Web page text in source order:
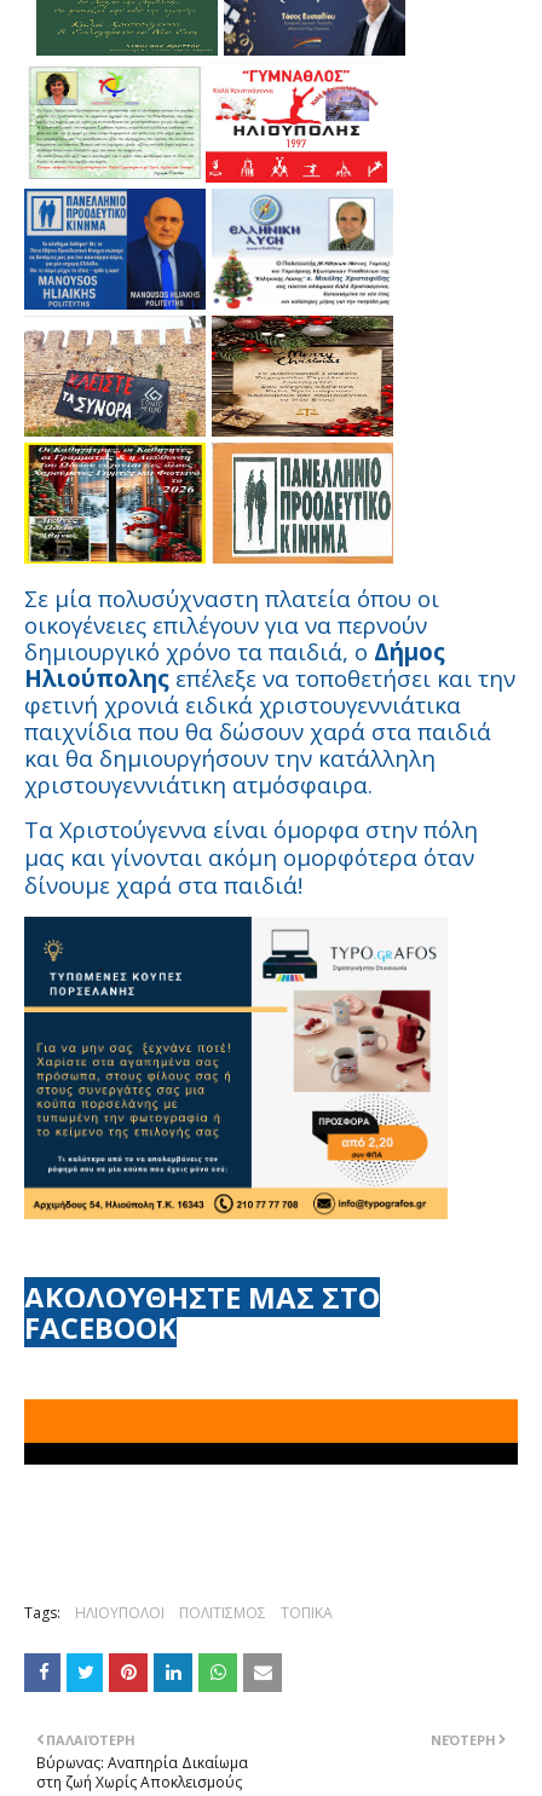
Σε μία πολυσύχναστη πλατεία όπου οι
οικογένειες επιλέγουν για να περνούν
δημιουργικό χρόνο τα παιδιά, ο Δήμος
Ηλιούπολης επέλεξε να τοποθετήσει και την
φετινή χρονιά ειδικά χριστουγεννιάτικα
παιχνίδια που θα δώσουν χαρά στα παιδιά
και θα δημιουργήσουν την κατάλληλη
χριστουγεννιάτικη ατμόσφαιρα.
Τα Χριστούγεννα είναι όμορφα στην πόλη
μας και γίνονται ακόμη ομορφότερα όταν
δίνουμε χαρά στα παιδιά!
ΑΚΟΛΟΥΘΗΣΤΕ ΜΑΣ ΣΤΟ
FACEBOOK
Tags: ΗΛΙΟΥΠΟΛΟΙ ΠΟΛΙΤΙΣΜΟΣ ΤΟΠΙΚΑ
ΝΕΌΤΕΡΗ
ΠΑΛΑΙΌΤΕΡΗ
Bύρωνας: Aναπηρία Δικαίωμα
στη ζωή Xωρίς Aποκλεισμούς